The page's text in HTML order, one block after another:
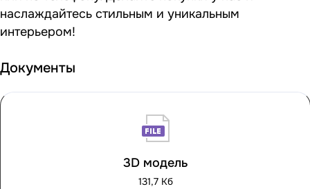
наслаждайтесь стильным и уникальным
интерьером!
Документы
3D модель
131,7 Кб